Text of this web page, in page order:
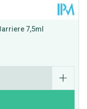
7,5ml